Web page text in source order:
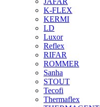
K-FLEX
KERMI
LD
Luxor
Reflex
RIFAR
ROMMER
Sanha
STOUT
Tecofi
Thermaflex